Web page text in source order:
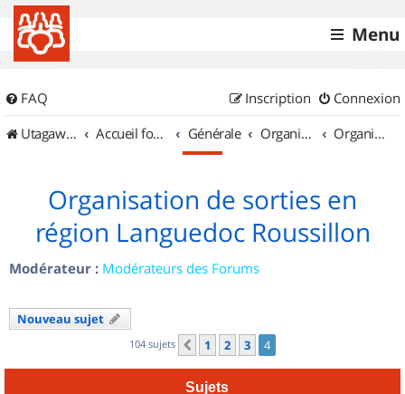
Menu
FAQ Connexion
Inscription
UtagawaVTT (Randos VTT et VTTAE avec traces GPS)
Accueil forum Générale Organisation de sorties & Recherche de partenaires Organisation de sorties en région Languedoc Roussillon
Organisation de sorties en
région Languedoc Roussillon
Modérateur : Modérateurs des Forums
Nouveau sujet
104 sujets Précédent
1 2 3 4
Sujets